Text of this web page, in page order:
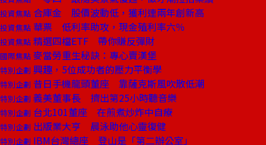
投資焦點 合庫金 股價波動低，獲利連兩年創新高
投資焦點 華票 低利率助攻，現金殖利率六％
投資焦點 精選四檔ETF 帶你賺反彈財
國際焦點 麥當勞重生秘訣：專心賣漢堡
特別企劃 興趣，5位成功者的壓力平衡學
特別企劃 昔日手機龍頭董座 靠薩克斯風吹散低潮
特別企劃 義美董事長 擠出第25小時聽音樂
特別企劃 台北101董座 在煎煮炒炸中自療
特別企劃 出版業大亨 晨泳助他心靈復健
特別企劃 IBM台灣總座 登山是「第二辦公室」